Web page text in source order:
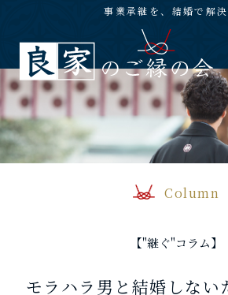
事業承継を、結婚で解決
Column
【"継ぐ"コラム】
モラハラ男と結婚しない